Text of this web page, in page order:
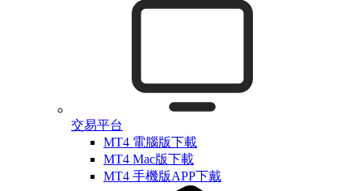
交易平台
MT4 電腦版下載
MT4 Mac版下載
MT4 手機版APP下戴